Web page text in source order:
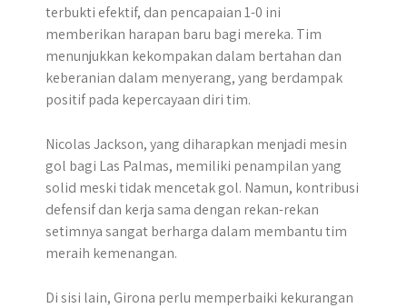
terbukti efektif, dan pencapaian 1-0 ini
memberikan harapan baru bagi mereka. Tim
menunjukkan kekompakan dalam bertahan dan
keberanian dalam menyerang, yang berdampak
positif pada kepercayaan diri tim.
Nicolas Jackson, yang diharapkan menjadi mesin
gol bagi Las Palmas, memiliki penampilan yang
solid meski tidak mencetak gol. Namun, kontribusi
defensif dan kerja sama dengan rekan-rekan
setimnya sangat berharga dalam membantu tim
meraih kemenangan.
Di sisi lain, Girona perlu memperbaiki kekurangan